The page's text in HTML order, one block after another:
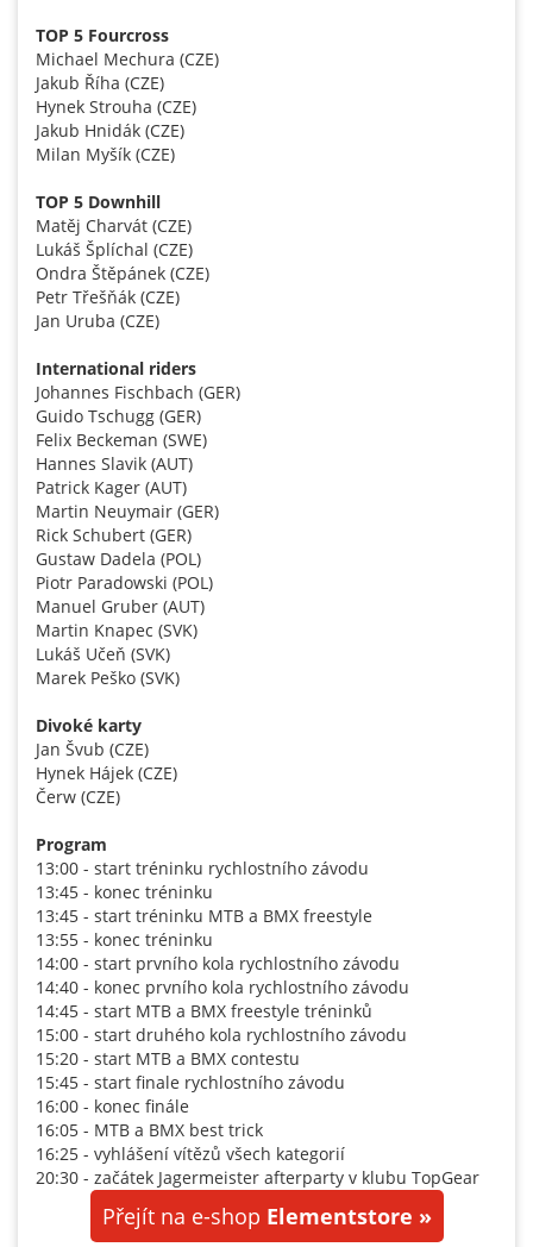
TOP 5 Fourcross
Michael Mechura (CZE)
Jakub Říha (CZE)
Hynek Strouha (CZE)
Jakub Hnidák (CZE)
Milan Myšík (CZE)
TOP 5 Downhill
Matěj Charvát (CZE)
Lukáš Šplíchal (CZE)
Ondra Štěpánek (CZE)
Petr Třešňák (CZE)
Jan Uruba (CZE)
International riders
Johannes Fischbach (GER)
Guido Tschugg (GER)
Felix Beckeman (SWE)
Hannes Slavik (AUT)
Patrick Kager (AUT)
Martin Neuymair (GER)
Rick Schubert (GER)
Gustaw Dadela (POL)
Piotr Paradowski (POL)
Manuel Gruber (AUT)
Martin Knapec (SVK)
Lukáš Učeň (SVK)
Marek Peško (SVK)
Divoké karty
Jan Švub (CZE)
Hynek Hájek (CZE)
Čerw (CZE)
Program
13:00 - start tréninku rychlostního závodu
13:45 - konec tréninku
13:45 - start tréninku MTB a BMX freestyle
13:55 - konec tréninku
14:00 - start prvního kola rychlostního závodu
14:40 - konec prvního kola rychlostního závodu
14:45 - start MTB a BMX freestyle tréninků
15:00 - start druhého kola rychlostního závodu
15:20 - start MTB a BMX contestu
15:45 - start finale rychlostního závodu
16:00 - konec finále
16:05 - MTB a BMX best trick
16:25 - vyhlášení vítězů všech kategorií
20:30 - začátek Jagermeister afterparty v klubu TopGear
Přejít na e-shop Elementstore »